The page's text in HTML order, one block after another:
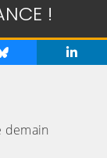
!
demain